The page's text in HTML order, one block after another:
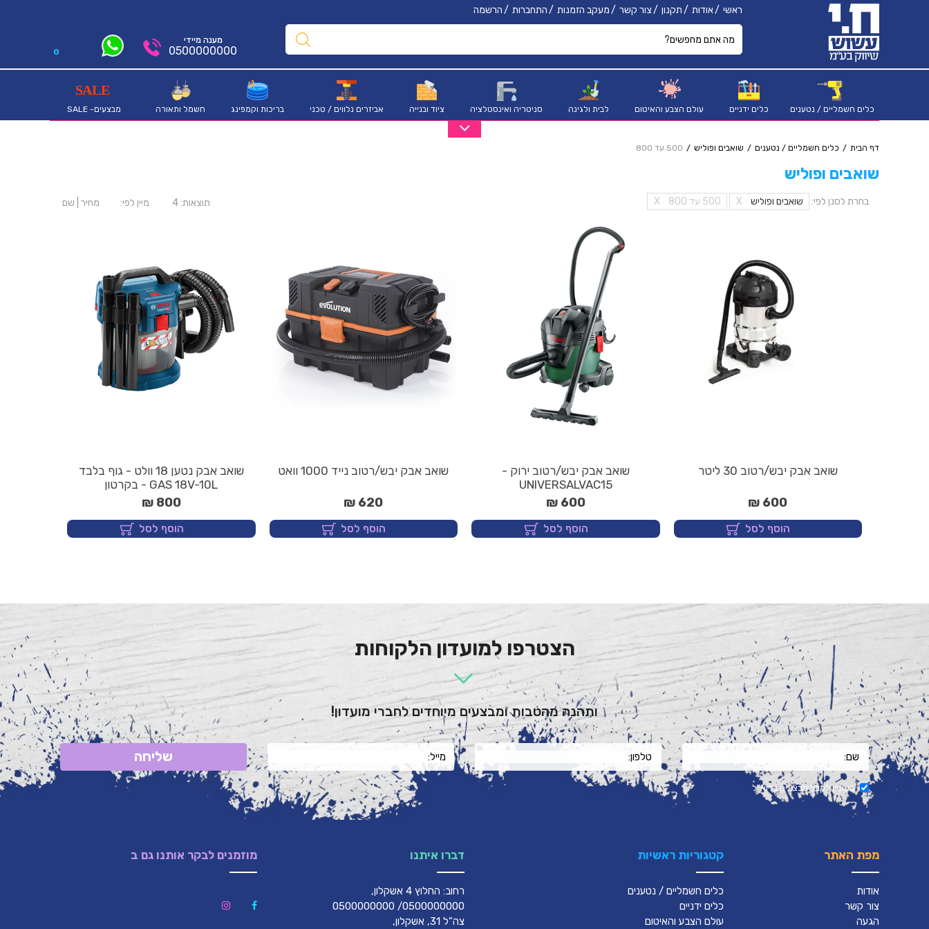
0
ראשי אודות תקנון צור קשר מעקב הזמנות התחברות הרשמה
כלים חשמליים / נטענים כלים ידניים עולם הצבע והאיטום לבית ולגינה סניטריה ואינסטלציה ציוד ובנייה אביזרים נלווים / טכני בריכות וקמפינג חשמל ותאורה מבצעים- SALE
מענה מיידי
0500000000
דף הבית כלים חשמליים / נטענים שואבים ופוליש 500 עד 800
שואבים ופוליש
בחרת לסנן לפי: X שואבים ופוליש X 500 עד 800 תוצאות: 4 מיין לפי: מחיר שם
שואב אבק יבש/רטוב 30 ליטר
600 ₪
הוסף לסל
שואב אבק יבש/רטוב ירוק -
UNIVERSALVAC15
600 ₪
הוסף לסל
שואב אבק יבש/רטוב נייד 1000 וואט
620 ₪
הוסף לסל
שואב אבק נטען 18 וולט - גוף בלבד
GAS 18V-10L - בקרטון
800 ₪
הוסף לסל
הצטרפו למועדון הלקוחות
ותהנה מהטבות ומבצעים מיוחדים לחברי מועדון!
שליחה
מעוניין לקבל מבצעים בדוא"ל
מפת האתר
אודות
צור קשר
הגעה
קטגוריות ראשיות
כלים חשמליים / נטענים
כלים ידניים
עולם הצבע והאיטום
דברו איתנו
רחוב: החלוץ 4 אשקלון,
0500000000/ 0500000000
צה"ל 31, אשקלון,
מוזמנים לבקר אותנו גם ב